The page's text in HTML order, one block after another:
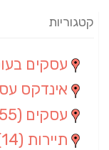
קטגוריות
עסקים
אינדקס עסקים
עסקים (55)
תיירות (14)